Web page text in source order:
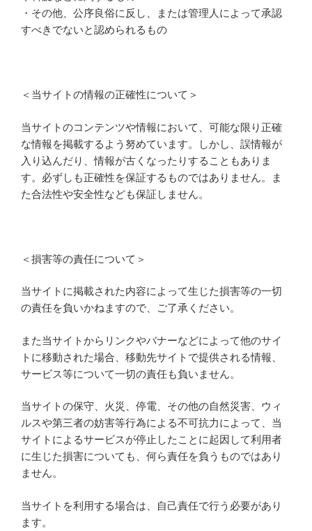
・その他、公序良俗に反し、または管理人によって承認
すべきでないと認められるもの
＜当サイトの情報の正確性について＞
当サイトのコンテンツや情報において、可能な限り正確
な情報を掲載するよう努めています。しかし、誤情報が
入り込んだり、情報が古くなったりすることもありま
す。必ずしも正確性を保証するものではありません。ま
た合法性や安全性なども保証しません。
＜損害等の責任について＞
当サイトに掲載された内容によって生じた損害等の一切
の責任を負いかねますので、ご了承ください。
また当サイトからリンクやバナーなどによって他のサイ
トに移動された場合、移動先サイトで提供される情報、
サービス等について一切の責任も負いません。
当サイトの保守、火災、停電、その他の自然災害、ウィ
ルスや第三者の妨害等行為による不可抗力によって、当
サイトによるサービスが停止したことに起因して利用者
に生じた損害についても、何ら責任を負うものではあり
ません。
当サイトを利用する場合は、自己責任で行う必要があり
ます。